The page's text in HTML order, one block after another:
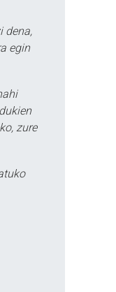
dena,
egin
zure